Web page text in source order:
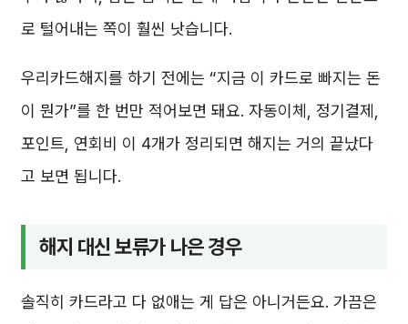
로 털어내는 쪽이 훨씬 낫습니다.
우리카드해지를 하기 전에는 “지금 이 카드로 빠지는 돈
이 뭔가”를 한 번만 적어보면 돼요. 자동이체, 정기결제,
포인트, 연회비 이 4개가 정리되면 해지는 거의 끝났다
고 보면 됩니다.
해지 대신 보류가 나은 경우
솔직히 카드라고 다 없애는 게 답은 아니거든요. 가끔은